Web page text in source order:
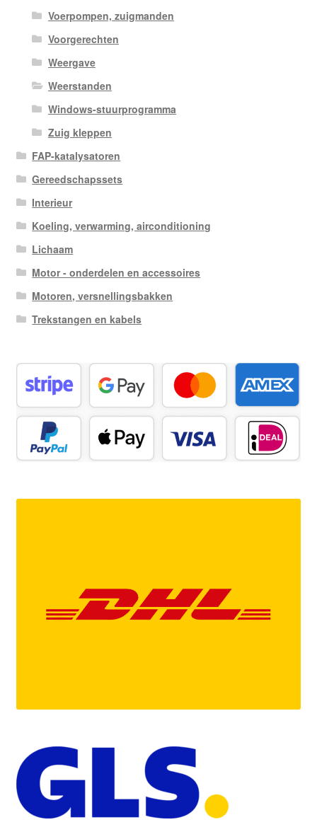
Voerpompen, zuigmanden
Voorgerechten
Weergave
Weerstanden
Windows-stuurprogramma
Zuig kleppen
FAP-katalysatoren
Gereedschapssets
Interieur
Koeling, verwarming, airconditioning
Lichaam
Motor - onderdelen en accessoires
Motoren, versnellingsbakken
Trekstangen en kabels